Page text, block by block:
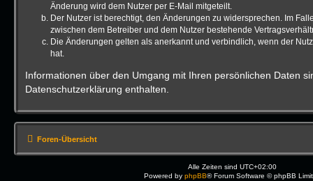
Änderung wird dem Nutzer per E-Mail mitgeteilt.
Der Nutzer ist berechtigt, den Änderungen zu widersprechen. Im
zwischen dem Betreiber und dem Nutzer bestehende
Die Änderungen gelten als anerkannt und verbindlich, wenn der
hat.
Informationen über den Umgang mit Ihren persönlichen Daten
Datenschutzerklärung enthalten.
Foren-Übersicht
Alle Zeiten sind UTC+02:00
Powered by phpBB® Forum Software © phpBB